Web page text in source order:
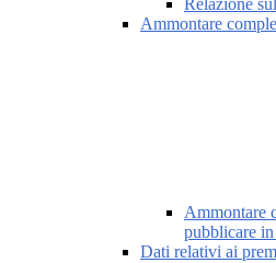
Relazione
Ammontare
Ammontare
pubblicare
Dati relativi ai